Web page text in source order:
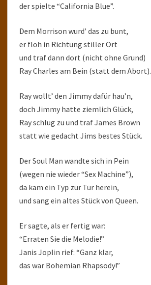
der spielte “California Blue”.
Dem Morrison wurd’ das zu bunt,
er floh in Richtung stiller Ort
und traf dann dort (nicht ohne Grund)
Ray Charles am Bein (statt dem Abort).
Ray wollt’ den Jimmy dafür hau’n,
doch Jimmy hatte ziemlich Glück,
Ray schlug zu und traf James Brown
statt wie gedacht Jims bestes Stück.
Der Soul Man wandte sich in Pein
(wegen nie wieder “Sex Machine”),
da kam ein Typ zur Tür herein,
und sang ein altes Stück von Queen.
Er sagte, als er fertig war:
“Erraten Sie die Melodie!”
Janis Joplin rief: “Ganz klar,
das war Bohemian Rhapsody!”